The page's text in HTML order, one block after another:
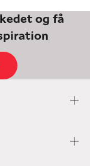
og få